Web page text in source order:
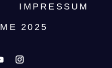
IMPRESSUM
2025